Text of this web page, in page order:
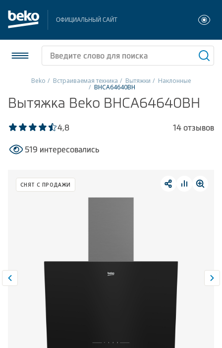
ОФИЦИАЛЬНЫЙ САЙТ
Холодильники и морозильники
Стиральные и сушильные машины
Встраиваемая техника
Beko Встраиваемая техника Вытяжки Наклонные
BHCA64640BH
Вытяжка Beko BHCA64640BH
4,8 14 отзывов
519 интересовались
СНЯТ С ПРОДАЖИ